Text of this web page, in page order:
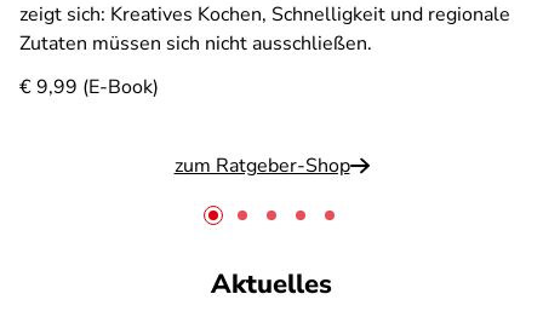
zeigt sich: Kreatives Kochen, Schnelligkeit und regionale
Zutaten müssen sich nicht ausschließen.
€ 9,99 (E-Book)
zum Ratgeber-Shop
Aktuelles